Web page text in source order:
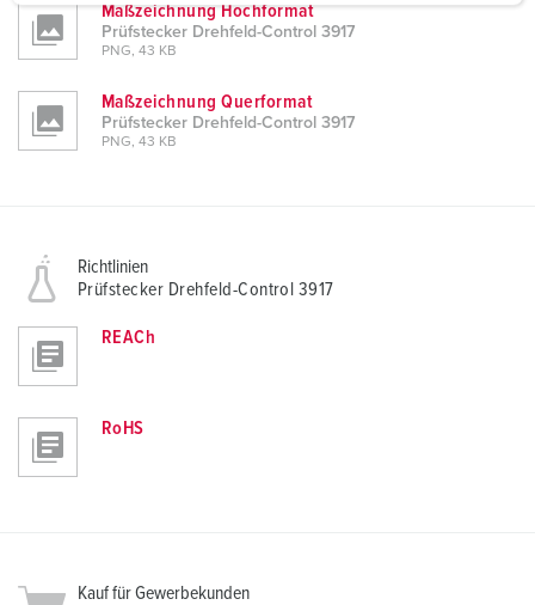
a
h
Maßzeichnung Hochformat
Prüfstecker Drehfeld-Control 3917
PNG, 43 KB
Maßzeichnung Querformat
Prüfstecker Drehfeld-Control 3917
PNG, 43 KB
Richtlinien
Prüfstecker Drehfeld-Control 3917
REACh
RoHS
Kauf für Gewerbekunden